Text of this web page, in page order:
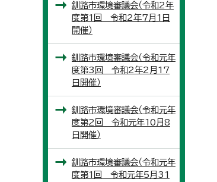
釧路市環境審議会（令和2年
度第1回 令和2年7月1日
開催）
釧路市環境審議会（令和元年
度第3回 令和2年2月17
日開催）
釧路市環境審議会（令和元年
度第2回 令和元年10月8
日開催）
釧路市環境審議会（令和元年
度第1回 令和元年5月31